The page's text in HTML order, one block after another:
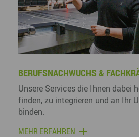
BERUFSNACHWUCHS &
Unsere Services die Ihnen dabei
finden, zu integrieren und an Ihr
binden.
MEHR ERFAHREN